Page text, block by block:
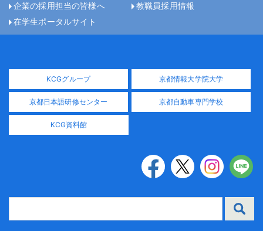
企業の採用担当の皆様へ
教職員採用情報
在学生ポータルサイト
KCGグループ 京都情報大学院大学
京都日本語研修センター 京都自動車専門学校
KCG資料館